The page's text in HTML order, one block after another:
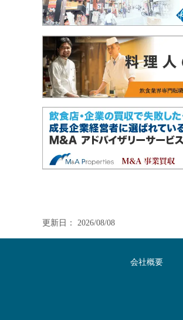
更新日： 2026/08/08
会社概要